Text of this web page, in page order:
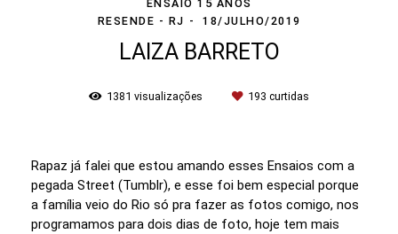
ENSAIO 15 ANOS
RESENDE - RJ
18/JULHO/2019
LAIZA BARRETO
1381 visualizações 193 curtidas
Rapaz já falei que estou amando esses Ensaios com a
pegada Street (Tumblr), e esse foi bem especial porque
a família veio do Rio só pra fazer as fotos comigo, nos
programamos para dois dias de foto, hoje tem mais